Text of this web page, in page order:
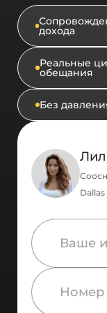
дохода
Реальные
обещания
Без